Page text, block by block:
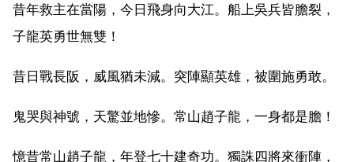
昔年救主在當陽，今日飛身向大江。船上吳兵皆膽裂，
子龍英勇世無雙！
昔日戰長阪，威風猶未減。突陣顯英雄，被圍施勇敢。
鬼哭與神號，天驚並地慘。常山趙子龍，一身都是膽！
憶昔常山趙子龍，年登七十建奇功。獨誅四將來衝陣，